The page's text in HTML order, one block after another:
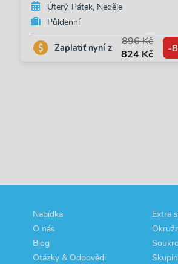
Úterý, Pátek, Neděle
Půldenní
Zaplatiť nyní z
896 Kč
824 Kč
-
Nabídka
O nás
Blog
Otázky & Odpovědi
Extra